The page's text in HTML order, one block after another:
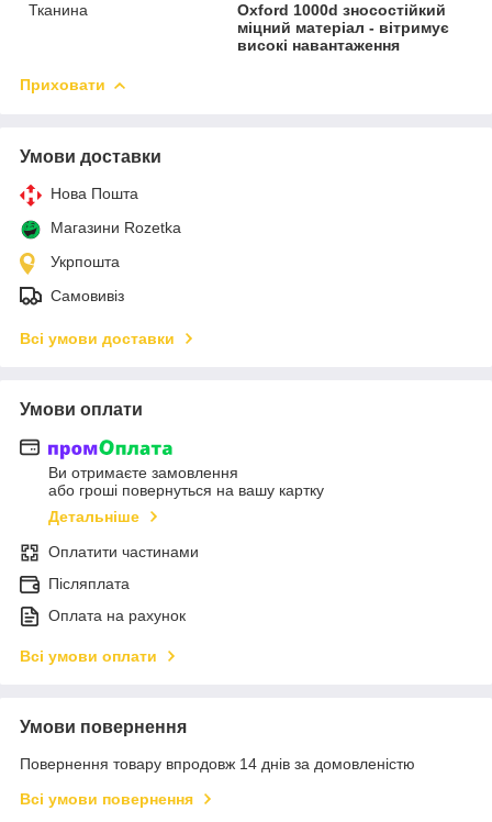
Тканина
Oxford 1000d зносостійкий
міцний матеріал - вітримує
високі навантаження
Приховати
Умови доставки
Нова Пошта
Магазини Rozetka
Укрпошта
Самовивіз
Всі умови доставки
Умови оплати
Ви отримаєте замовлення
або гроші повернуться на вашу картку
Детальніше
Оплатити частинами
Післяплата
Оплата на рахунок
Всі умови оплати
Умови повернення
Повернення товару впродовж 14 днів за домовленістю
Всі умови повернення